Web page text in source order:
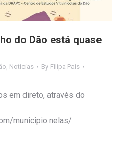
do Dão está quase
, Notícias By Filipa Pais
em direto, através do
municipio.nelas/